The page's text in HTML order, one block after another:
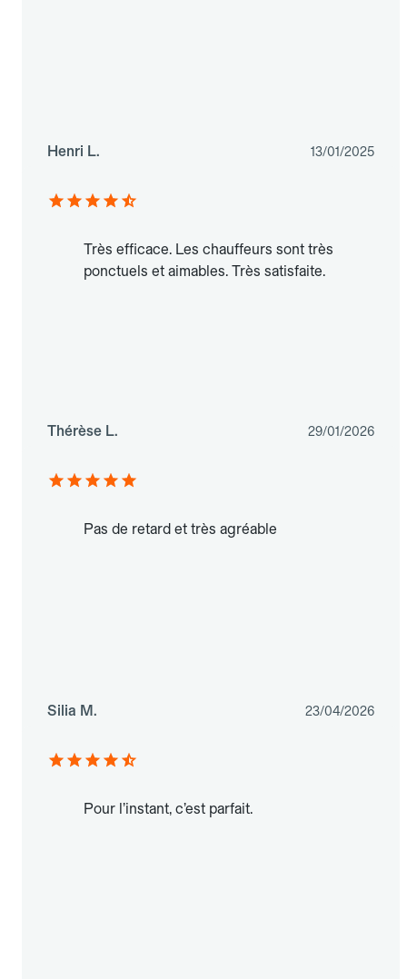
Henri L. 13/01/2025
Très efficace. Les chauffeurs sont très
ponctuels et aimables. Très satisfaite.
Thérèse L. 29/01/2026
Pas de retard et très agréable
Silia M. 23/04/2026
Pour l’instant, c’est parfait.